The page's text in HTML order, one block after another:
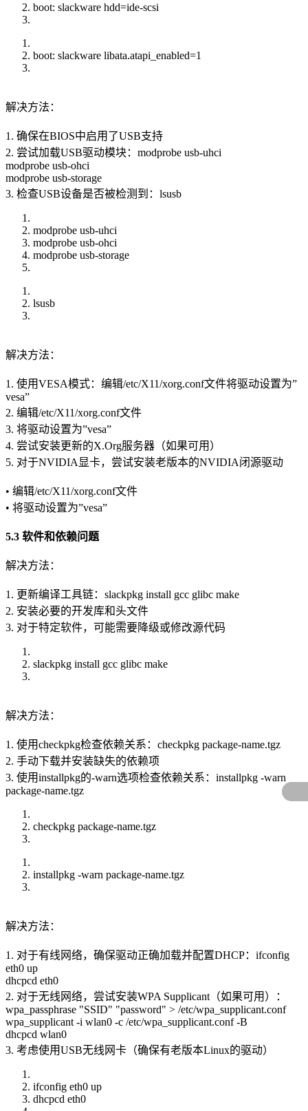
boot: slackware hdd=ide-scsi
boot: slackware libata.atapi_enabled=1
解决方法：
1. 确保在BIOS中启用了USB支持
2. 尝试加载USB驱动模块：modprobe usb-uhci
modprobe usb-ohci
modprobe usb-storage
3. 检查USB设备是否被检测到：lsusb
modprobe usb-uhci
modprobe usb-ohci
modprobe usb-storage
lsusb
解决方法：
1. 使用VESA模式：编辑/etc/X11/xorg.conf文件将驱动设置为”
vesa”
2. 编辑/etc/X11/xorg.conf文件
3. 将驱动设置为”vesa”
4. 尝试安装更新的X.Org服务器（如果可用）
5. 对于NVIDIA显卡，尝试安装老版本的NVIDIA闭源驱动
• 编辑/etc/X11/xorg.conf文件
• 将驱动设置为”vesa”
5.3 软件和依赖问题
解决方法：
1. 更新编译工具链：slackpkg install gcc glibc make
2. 安装必要的开发库和头文件
3. 对于特定软件，可能需要降级或修改源代码
slackpkg install gcc glibc make
解决方法：
1. 使用checkpkg检查依赖关系：checkpkg package-name.tgz
2. 手动下载并安装缺失的依赖项
3. 使用installpkg的-warn选项检查依赖关系：installpkg -warn
package-name.tgz
checkpkg package-name.tgz
installpkg -warn package-name.tgz
解决方法：
1. 对于有线网络，确保驱动正确加载并配置DHCP：ifconfig
eth0 up
dhcpcd eth0
2. 对于无线网络，尝试安装WPA Supplicant（如果可用）：
wpa_passphrase "SSID" "password" > /etc/wpa_supplicant.conf
wpa_supplicant -i wlan0 -c /etc/wpa_supplicant.conf -B
dhcpcd wlan0
3. 考虑使用USB无线网卡（确保有老版本Linux的驱动）
ifconfig eth0 up
dhcpcd eth0